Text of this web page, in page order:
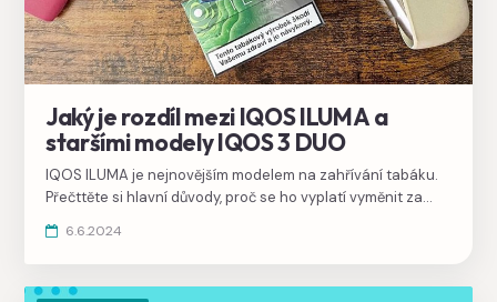
Jaký je rozdíl mezi IQOS ILUMA a
staršími modely IQOS 3 DUO
IQOS ILUMA je nejnovějším modelem na zahřívání tabáku.
Přečttěte si hlavní důvody, proč se ho vyplatí vyměnit za
6.6.2024